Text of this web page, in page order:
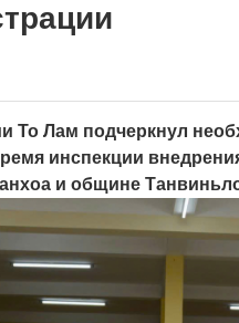
То Лам подчеркнул
инспекции
и общине